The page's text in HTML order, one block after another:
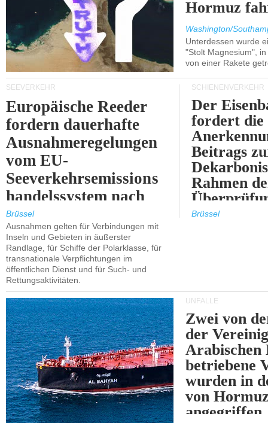
Hormuz
Washington/
Unterdessen wurde
"Stolt Magnesium",
von einer Rakete
SEEVERKEHR
Europäische Reeder
fordern dauerhafte
Ausnahmeregelungen
vom EU-
Seeverkehrsemissions
handelssystem nach
2030.
Brüssel
Ausnahmen gelten für Verbindungen mit
Inseln und Gebieten in äußerster
Randlage, für Schiffe der Polarklasse, für
transnationale Verpflichtungen im
öffentlichen Dienst und für Such- und
Rettungsaktivitäten.
SCHIENENVERKEHR
Der
fordert die
Beitrags
Rahmen
ETS.
Brüssel
UNFÄLLE
Zwei von
der
Arabischen
betriebene
wurden in
von
angegriffen.